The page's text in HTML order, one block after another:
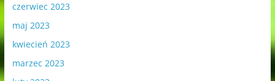
czerwiec 2023
maj 2023
kwiecień 2023
marzec 2023